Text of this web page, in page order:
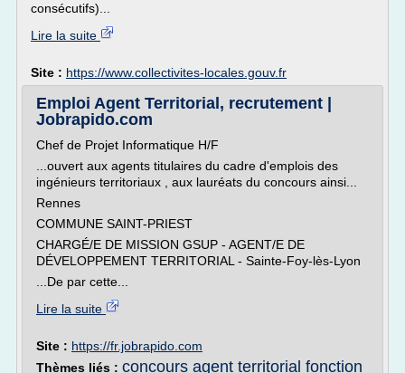
consécutifs)...
Lire la suite
Site : https://www.collectivites-locales.gouv.fr
Emploi Agent Territorial, recrutement |
Jobrapido.com
Chef de Projet Informatique H/F
...ouvert aux agents titulaires du cadre d'emplois des
ingénieurs territoriaux , aux lauréats du concours ainsi...
Rennes
COMMUNE SAINT-PRIEST
CHARGÉ/E DE MISSION GSUP - AGENT/E DE
DÉVELOPPEMENT TERRITORIAL - Sainte-Foy-lès-Lyon
...De par cette...
Lire la suite
Site : https://fr.jobrapido.com
Thèmes liés : concours agent territorial fonction